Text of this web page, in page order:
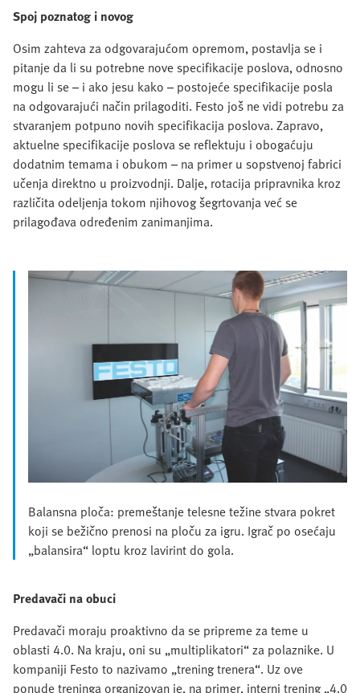
Spoj poznatog i novog
Osim zahteva za odgovarajućom opremom, postavlja se i
pitanje da li su potrebne nove specifikacije poslova, odnosno
mogu li se – i ako jesu kako – postojeće specifikacije posla
na odgovarajući način prilagoditi. Festo još ne vidi potrebu za
stvaranjem potpuno novih specifikacija poslova. Zapravo,
aktuelne specifikacije poslova se reflektuju i obogaćuju
dodatnim temama i obukom – na primer u sopstvenoj fabrici
učenja direktno u proizvodnji. Dalje, rotacija pripravnika kroz
različita odeljenja tokom njihovog šegrtovanja već se
prilagođava određenim zanimanjima.
Balansna ploča: premeštanje telesne težine stvara pokret
koji se bežično prenosi na ploču za igru. Igrač po osećaju
„balansira“ loptu kroz lavirint do gola.
Predavači na obuci
Predavači moraju proaktivno da se pripreme za teme u
oblasti 4.0. Na kraju, oni su „multiplikatori“ za polaznike. U
kompaniji Festo to nazivamo „trening trenera“. Uz ove
ponude treninga organizovan je, na primer, interni trening „4.0